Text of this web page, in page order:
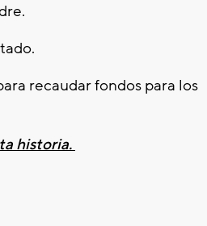
recaudar fondos para los
historia.